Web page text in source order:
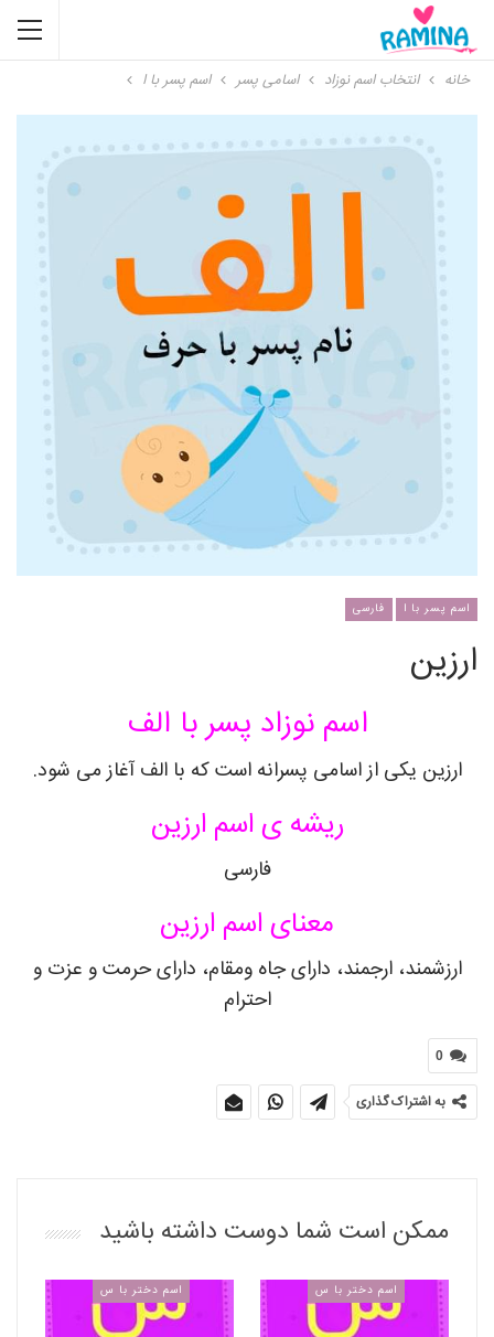
خانه انتخاب اسم نوزاد اسامی پسر اسم پسر با ا
اسم پسر با ا فارسی
ارزین
اسم نوزاد پسر با الف
ارزین یکی از اسامی پسرانه است که با الف آغاز می شود.
ریشه ی اسم ارزین
فارسی
معنای اسم ارزین
ارزشمند، ارجمند، دارای جاه ومقام، دارای حرمت و عزت و
احترام
0
به اشتراک گذاری
ممکن است شما دوست داشته باشید
اسم دختر با س اسم دختر با س